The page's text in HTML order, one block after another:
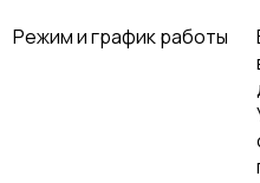
Режим и график работы